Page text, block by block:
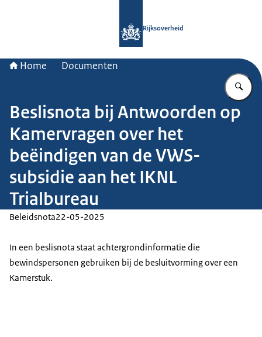
Rijksoverheid
Home Documenten
Beslisnota bij Antwoorden op
Kamervragen over het
beëindigen van de VWS-
subsidie aan het IKNL
Trialbureau
Beleidsnota22-05-2025
In een beslisnota staat achtergrondinformatie die
bewindspersonen gebruiken bij de besluitvorming over een
Kamerstuk.